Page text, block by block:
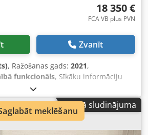
18 350 €
FCA VB plus PVN
Zvanīt
, Ražošanas gads: 2021,
funkcionāls, Sīkāku informāciju
personīgās apskates laikā, ko mēs
Mazā sludinājuma
meklēšanu